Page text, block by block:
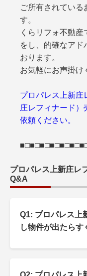
ご所有されている
す。
くらリフォ不動
をし、的確なアド
おります。
お気軽にお声掛け
プロパレス上新庄
庄レフィナード）
依頼ください。
プロパレス上新庄レ
Q&A
Q1: プロパレス上
し物件が出たらす